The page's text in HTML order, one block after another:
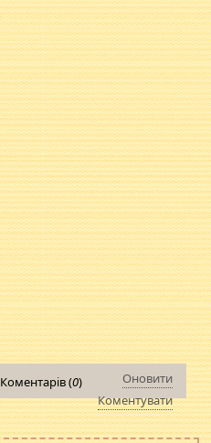
Коментарів (0)
Оновити
Коментувати